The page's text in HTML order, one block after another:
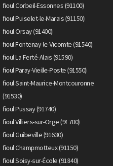
fioul Corbeil-Essonnes (91100)
fioul Puiselet-le-Marais (91150)
fioul Orsay (91400)
fioul Fontenay-le-Vicomte (91540)
fioul La Ferté-Alais (91590)
fioul Paray-Vieille-Poste (91550)
fioul Saint-Maurice-Montcouronne
(91530)
fioul Pussay (91740)
fioul Villiers-sur-Orge (91700)
fioul Guibeville (91630)
fioul Champmotteux (91150)
fioul Soisy-sur-École (91840)